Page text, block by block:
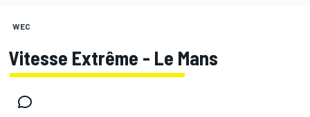
WEC
Vitesse Extrême - Le Mans